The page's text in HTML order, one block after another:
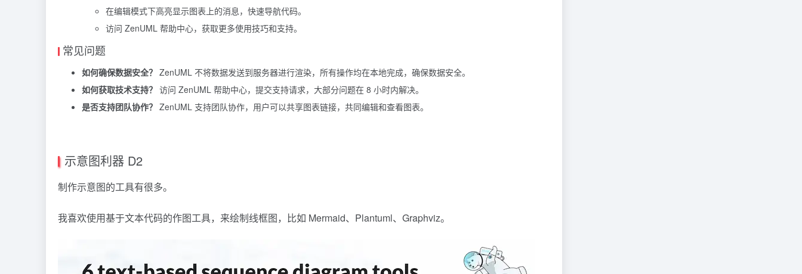
在编辑模式下高亮显示图表上的消息，快速导航代码。
访问 ZenUML 帮助中心，获取更多使用技巧和支持。
常见问题
如何确保数据安全？ ZenUML 不将数据发送到服务器进行渲染，所有操作均在本地完成，确保数据安全。
如何获取技术支持？ 访问 ZenUML 帮助中心，提交支持请求，大部分问题在 8 小时内解决。
是否支持团队协作？ ZenUML 支持团队协作，用户可以共享图表链接，共同编辑和查看图表。
示意图利器 D2
制作示意图的工具有很多。
我喜欢使用基于文本代码的作图工具，来绘制线框图，比如 Mermaid、Plantuml、Graphviz。